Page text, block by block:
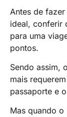
Antes de
ideal, conferir
para uma
pontos.
Sendo assim,
mais
passaporte e
Mas quando o